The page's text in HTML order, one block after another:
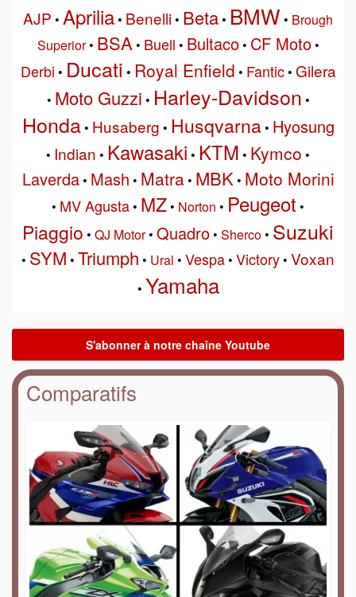
AJP • Aprilia• Benelli• Beta• BMW • Brough
Superior• BSA• Buell • Bultaco• CF Moto•
Derbi • Ducati • Royal Enfield • Fantic• Gilera
• Moto Guzzi • Harley-Davidson •
Honda• Husaberg • Husqvarna• Hyosung
• Indian • Kawasaki • KTM • Kymco •
Laverda• Mash • Matra• MBK• Moto Morini
• MV Agusta• MZ• Norton • Peugeot •
Piaggio • QJ Motor• Quadro• Sherco• Suzuki
• SYM • Triumph • Ural • Vespa• Victory• Voxan
• Yamaha
Comparatifs